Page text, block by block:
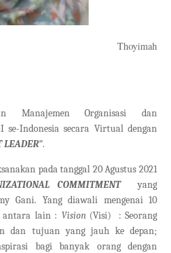
Thoyimah
Manajemen Organisasi dan
se-Indonesia secara Virtual dengan
LEADER".
pada tanggal 20 Agustus 2021
COMMITMENTyang
Gani. Yang diawali mengenai 10
antara lain : Vision(Visi) : Seorang
dan tujuan yang jauh ke depan;
bagi banyak orang dengan